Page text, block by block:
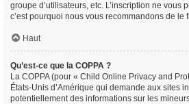
groupe d’utilisateurs, etc. L’inscription ne vous
c’est pourquoi nous vous recommandons de le
Haut
Qu’est-ce que la COPPA ?
La COPPA (pour « Child Online Privacy and
États-Unis d’Amérique qui demande aux sites
potentiellement des informations sur les